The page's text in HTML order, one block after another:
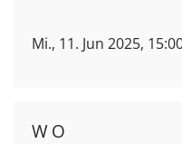
Mi., 11. Jun 2025,
WO